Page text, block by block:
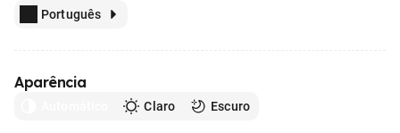
Português
Aparência
Claro Escuro